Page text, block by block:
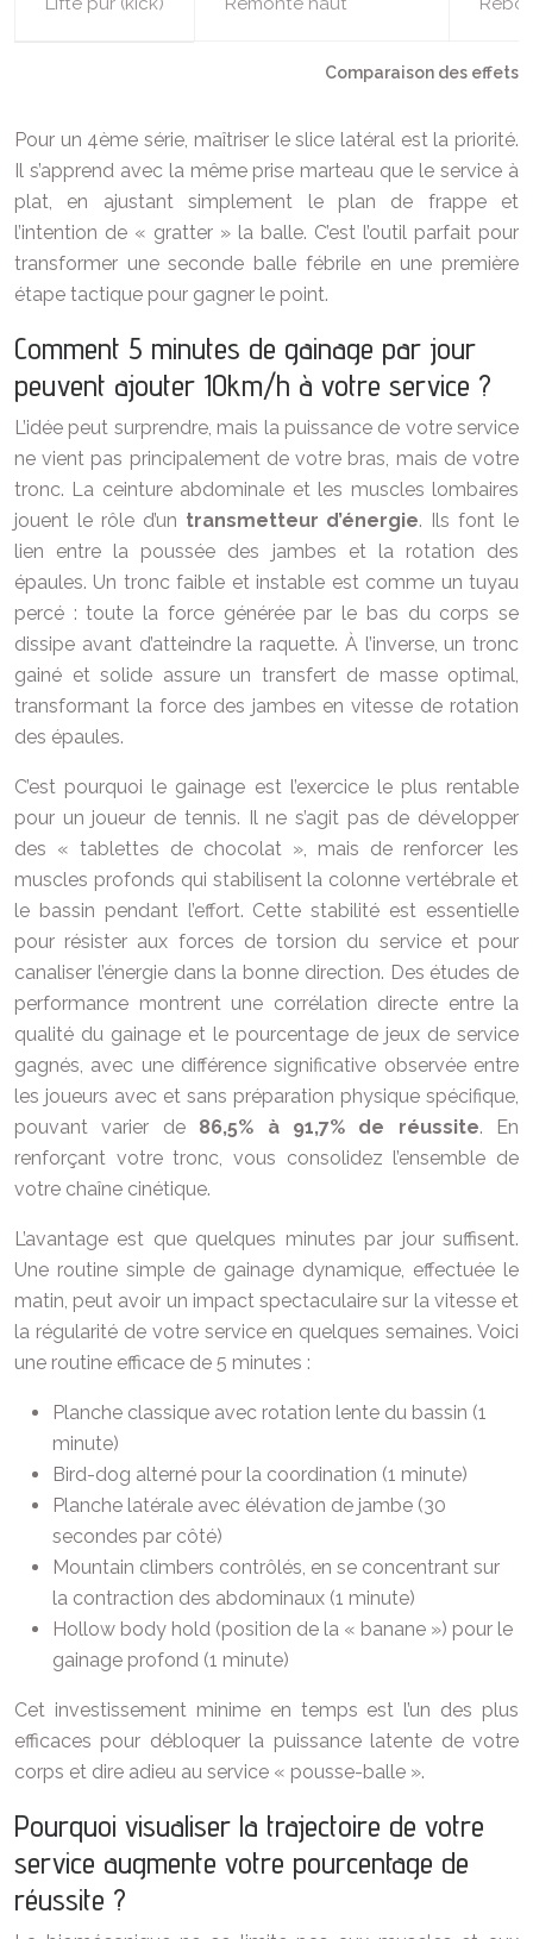
Comparaison des effets
Pour un 4ème série, maîtriser le slice latéral est la priorité.
Il s’apprend avec la même prise marteau que le service à
plat, en ajustant simplement le plan de frappe et
l’intention de « gratter » la balle. C’est l’outil parfait pour
transformer une seconde balle fébrile en une première
étape tactique pour gagner le point.
Comment 5 minutes de gainage par jour
peuvent ajouter 10km/h à votre service ?
L’idée peut surprendre, mais la puissance de votre service
ne vient pas principalement de votre bras, mais de votre
tronc. La ceinture abdominale et les muscles lombaires
jouent le rôle d’un transmetteur d’énergie. Ils font le
lien entre la poussée des jambes et la rotation des
épaules. Un tronc faible et instable est comme un tuyau
percé : toute la force générée par le bas du corps se
dissipe avant d’atteindre la raquette. À l’inverse, un tronc
gainé et solide assure un transfert de masse optimal,
transformant la force des jambes en vitesse de rotation
des épaules.
C’est pourquoi le gainage est l’exercice le plus rentable
pour un joueur de tennis. Il ne s’agit pas de développer
des « tablettes de chocolat », mais de renforcer les
muscles profonds qui stabilisent la colonne vertébrale et
le bassin pendant l’effort. Cette stabilité est essentielle
pour résister aux forces de torsion du service et pour
canaliser l’énergie dans la bonne direction. Des études de
performance montrent une corrélation directe entre la
qualité du gainage et le pourcentage de jeux de service
gagnés, avec une différence significative observée entre
les joueurs avec et sans préparation physique spécifique,
pouvant varier de 86,5% à 91,7% de réussite. En
renforçant votre tronc, vous consolidez l’ensemble de
votre chaîne cinétique.
L’avantage est que quelques minutes par jour suffisent.
Une routine simple de gainage dynamique, effectuée le
matin, peut avoir un impact spectaculaire sur la vitesse et
la régularité de votre service en quelques semaines. Voici
une routine efficace de 5 minutes :
Planche classique avec rotation lente du bassin (1
minute)
Bird-dog alterné pour la coordination (1 minute)
Planche latérale avec élévation de jambe (30
secondes par côté)
Mountain climbers contrôlés, en se concentrant sur
la contraction des abdominaux (1 minute)
Hollow body hold (position de la « banane ») pour le
gainage profond (1 minute)
Cet investissement minime en temps est l’un des plus
efficaces pour débloquer la puissance latente de votre
corps et dire adieu au service « pousse-balle ».
Pourquoi visualiser la trajectoire de votre
service augmente votre pourcentage de
réussite ?